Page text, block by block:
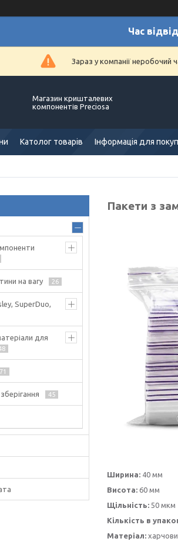
Час
Зараз у компанії неробочий
Магазин кришталевих
компонентів Preciosa
Католог товарів Інформація для
Пакети з
Ширина: 40 мм
Висота: 60 мм
Щільність: 50 мкм
Кількість в
Матеріал:
на вагу 26
SuperDuo,
для
71
45